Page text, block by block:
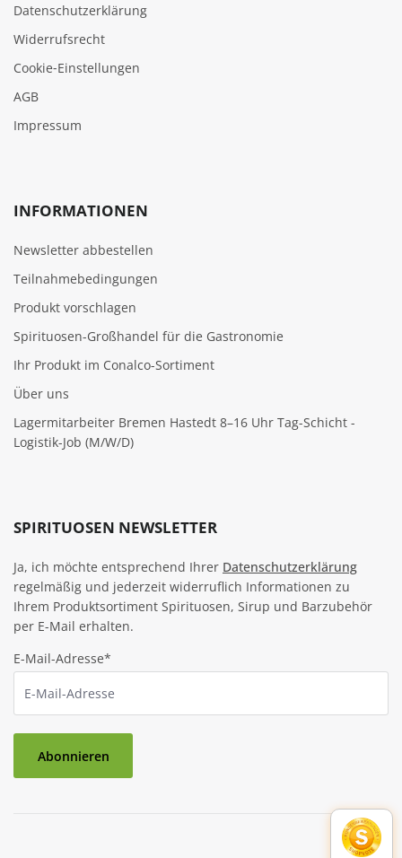
Datenschutzerklärung
Widerrufsrecht
Cookie‑Einstellungen
AGB
Impressum
INFORMATIONEN
Newsletter abbestellen
Teilnahmebedingungen
Produkt vorschlagen
Spirituosen-Großhandel für die Gastronomie
Ihr Produkt im Conalco-Sortiment
Über uns
Lagermitarbeiter Bremen Hastedt 8–16 Uhr Tag-Schicht -
Logistik-Job (M/W/D)
SPIRITUOSEN NEWSLETTER
Ja, ich möchte entsprechend Ihrer Datenschutzerklärung
regelmäßig und jederzeit widerruflich Informationen zu
Ihrem Produktsortiment Spirituosen, Sirup und Barzubehör
per E-Mail erhalten.
E-Mail-Adresse*
Abonnieren